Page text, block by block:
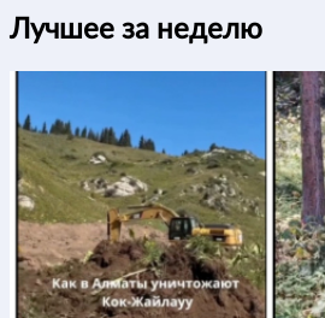
Лучшее за неделю